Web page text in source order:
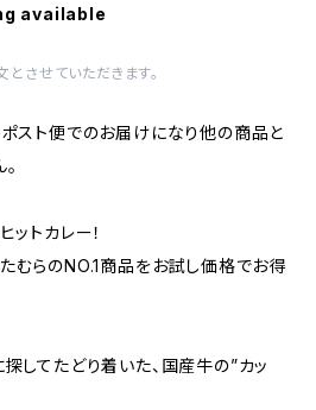
available
させていただきます。
スト便でのお届けになり他の商品と
トカレー！
むらのNO.1商品をお試し価格でお得
してたどり着いた、国産牛の”カッ